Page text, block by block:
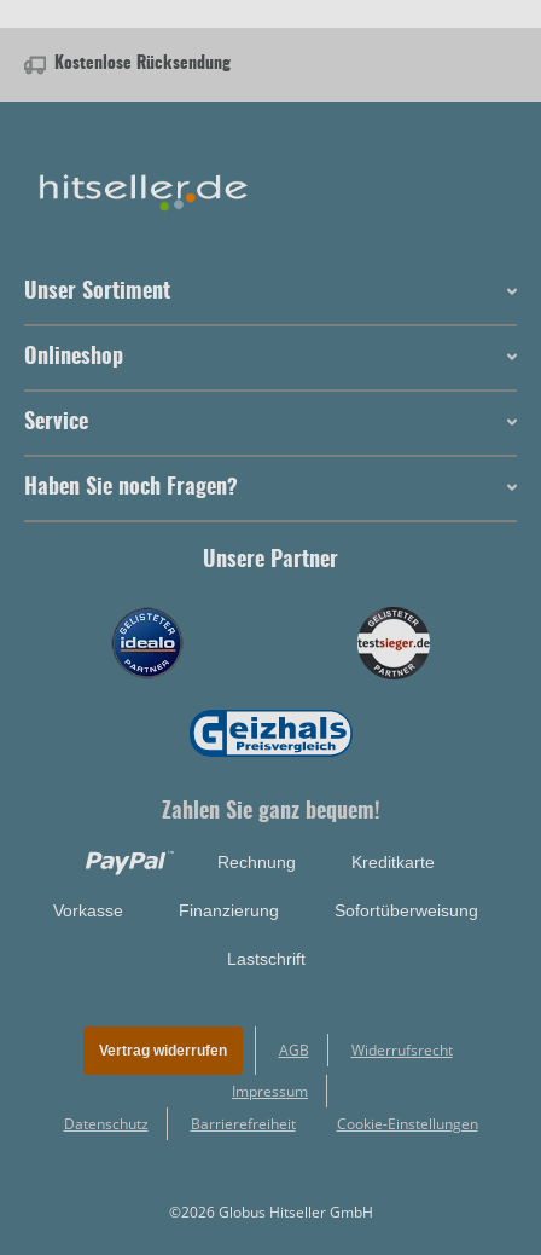
Kostenlose Rücksendung
Unser Sortiment
Onlineshop
Service
Haben Sie noch Fragen?
Unsere Partner
Zahlen Sie ganz bequem!
Rechnung Kreditkarte
Vorkasse Finanzierung Sofortüberweisung
Lastschrift
©2026 Globus Hitseller GmbH
Vertrag widerrufen AGB Widerrufsrecht
Impressum
Datenschutz
Barrierefreiheit Cookie-Einstellungen